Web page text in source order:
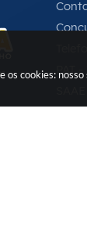
os cookies: PAT